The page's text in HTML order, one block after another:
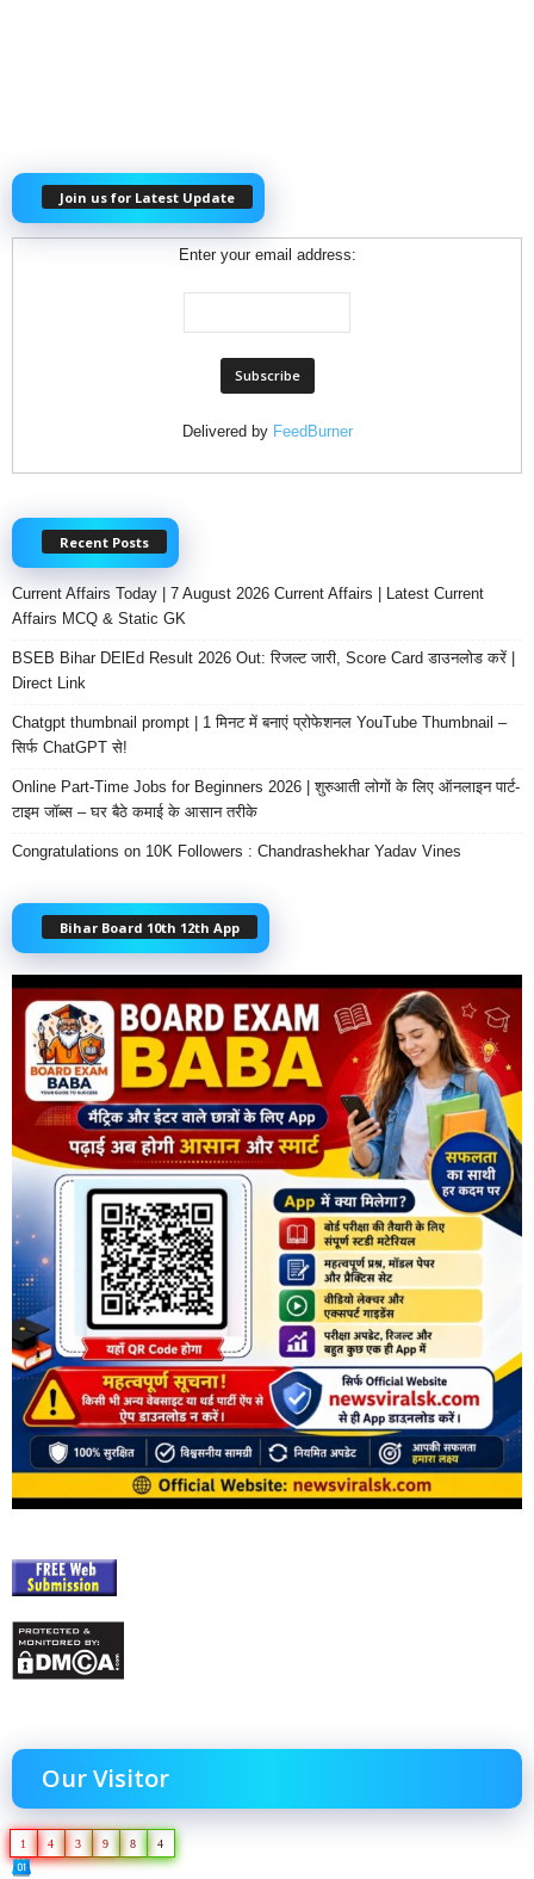
Join us for Latest Update
Enter your email address:
Delivered by FeedBurner
Recent Posts
Current Affairs Today | 7 August 2026 Current Affairs | Latest Current
Affairs MCQ & Static GK
BSEB Bihar DElEd Result 2026 Out: रिजल्ट जारी, Score Card डाउनलोड करें |
Direct Link
Chatgpt thumbnail prompt | 1 मिनट में बनाएं प्रोफेशनल YouTube Thumbnail –
सिर्फ ChatGPT से!
Online Part-Time Jobs for Beginners 2026 | शुरुआती लोगों के लिए ऑनलाइन पार्ट-
टाइम जॉब्स – घर बैठे कमाई के आसान तरीके
Congratulations on 10K Followers : Chandrashekhar Yadav Vines
Bihar Board 10th 12th App
Our Visitor
1 4 3 9 8 4